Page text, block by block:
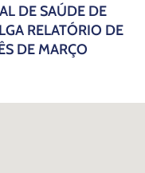
DE SAÚDE DE
RELATÓRIO DE
DE MARÇO